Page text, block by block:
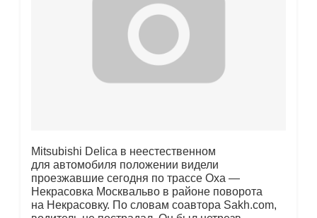
Mitsubishi Delica в неестественном
для автомобиля положении видели
проезжавшие сегодня по трассе Оха —
Некрасовка Москвальво в районе поворота
на Некрасовку. По словам соавтора Sakh.com,